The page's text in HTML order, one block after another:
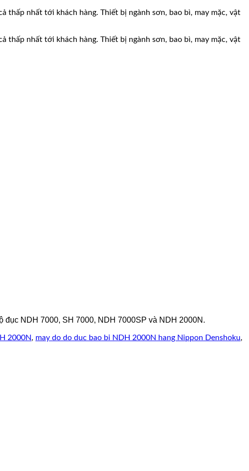
nhất tới khách hàng. Thiết bị ngành sơn, bao bì, may mặc, vật
nhất tới khách hàng. Thiết bị ngành sơn, bao bì, may mặc, vật
đục NDH 7000, SH 7000, NDH 7000SP và NDH 2000N.
2000N, may do do duc bao bi NDH 2000N hang Nippon Denshoku,